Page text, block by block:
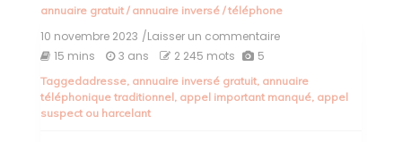
annuaire gratuit/ annuaire inversé/téléphone
10 novembre 2023 /Laisser un commentaireon
inversé
gratuit
15 mins 3 ans 2 245 mots 5
Taggedadresse, annuaire inversé gratuit, annuaire
téléphonique traditionnel, appel important manqué, appel
suspect ou harcelant